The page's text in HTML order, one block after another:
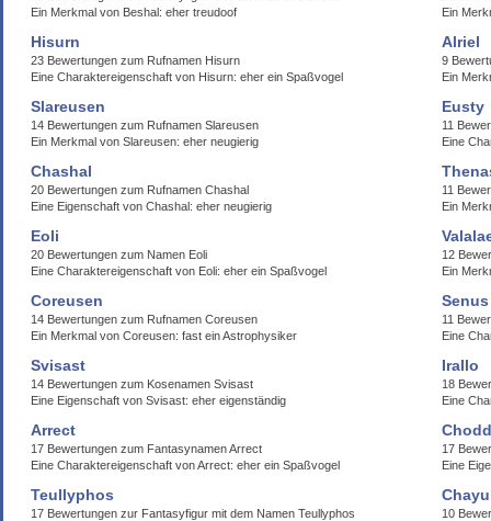
Ein Merkmal von Beshal: eher treudoof
Ein
Hisurn
23 Bewertungen zum Rufnamen Hisurn
Eine Charaktereigenschaft von Hisurn: eher ein Spaßvogel
Alriel
9
Ein
Slareusen
14 Bewertungen zum Rufnamen Slareusen
Ein Merkmal von Slareusen: eher neugierig
Eusty
11
Eine
Chashal
20 Bewertungen zum Rufnamen Chashal
Eine Eigenschaft von Chashal: eher neugierig
11
Ein
Eoli
20 Bewertungen zum Namen Eoli
Eine Charaktereigenschaft von Eoli: eher ein Spaßvogel
12
Ein
Coreusen
14 Bewertungen zum Rufnamen Coreusen
Ein Merkmal von Coreusen: fast ein Astrophysiker
Senus
11
Eine
Svisast
14 Bewertungen zum Kosenamen Svisast
Eine Eigenschaft von Svisast: eher eigenständig
Irallo
18
Eine
Arrect
17 Bewertungen zum Fantasynamen Arrect
Eine Charaktereigenschaft von Arrect: eher ein Spaßvogel
17
Eine
Teullyphos
17 Bewertungen zur Fantasyfigur mit dem Namen Teullyphos
10